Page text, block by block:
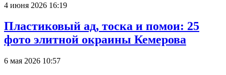
4 июня 2026 16:19
Пластиковый ад, тоска и помои: 25
фото элитной окраины Кемерова
6 мая 2026 10:57